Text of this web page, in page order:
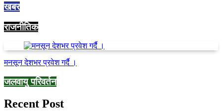
खबर
राजनीतिक
मनसून देशभर प्रवेश गर्दै ।
जलवायु परिवर्तन
Recent Post